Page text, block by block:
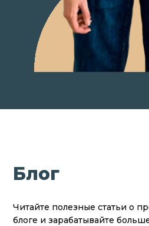
Блог
Читайте полезные статьи о
блоге и зарабатывайте